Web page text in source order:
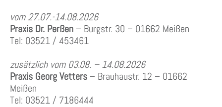
vom 27.07.-14.08.2026
Praxis Dr. Perßen – Burgstr. 30 – 01662 Meißen
Tel: 03521 / 453461
zusätzlich vom 03.08. – 14.08.2026
Praxis Georg Vetters – Brauhaustr. 12 – 01662
Meißen
Tel: 03521 / 7186444